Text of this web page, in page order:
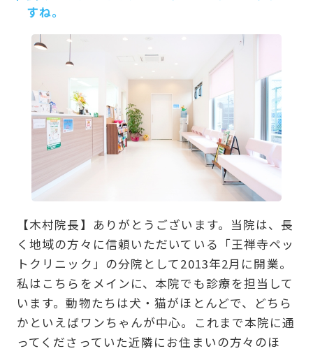
すね。
【木村院長】ありがとうございます。当院は、長
く地域の方々に信頼いただいている「王禅寺ペッ
トクリニック」の分院として2013年2月に開業。
私はこちらをメインに、本院でも診療を担当して
います。動物たちは犬・猫がほとんどで、どちら
かといえばワンちゃんが中心。これまで本院に通
ってくださっていた近隣にお住まいの方々のほ